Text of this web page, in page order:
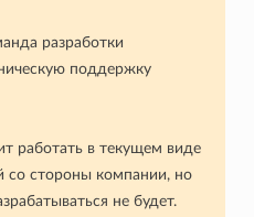
разработки
поддержку
работать в текущем виде
со стороны компании, но
не будет.